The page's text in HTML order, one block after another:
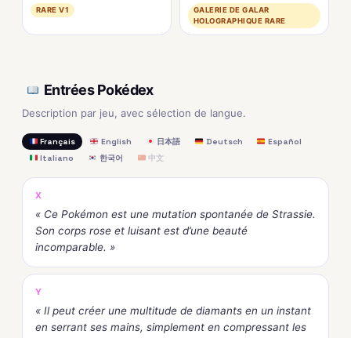
RARE V1
GALERIE DE GALAR
HOLOGRAPHIQUE RARE
Entrées Pokédex
Description par jeu, avec sélection de langue.
Français English 日本語 Deutsch
Español
Italiano
한국어 中文
X
« Ce Pokémon est une mutation spontanée de Strassie.
Son corps rose et luisant est d’une beauté
incomparable. »
Y
« Il peut créer une multitude de diamants en un instant
en serrant ses mains, simplement en compressant les